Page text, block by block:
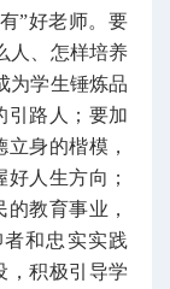
”好老师。要
人、怎样培养
为学生锤炼品
引路人；要加
身的楷模，
人生方向；
教育事业，
和忠实实践
，积极引导学